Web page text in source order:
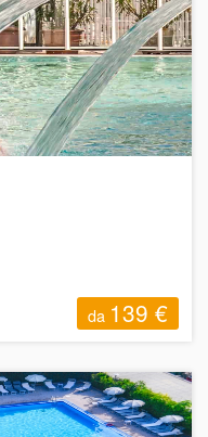
da 139 €